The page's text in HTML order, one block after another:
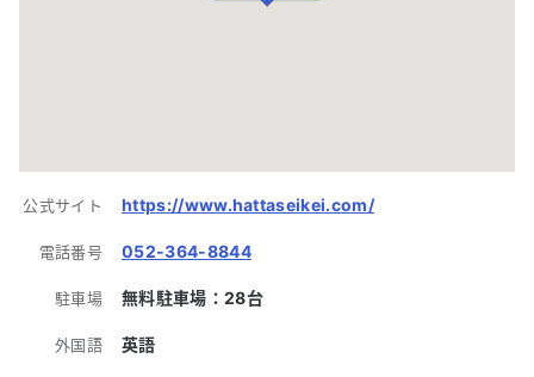
公式サイト https://www.hattaseikei.com/
電話番号 052-364-8844
駐車場 無料駐車場： 28台
外国語 英語